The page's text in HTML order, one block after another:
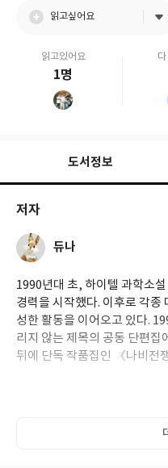
읽고싶어요
읽고있어요
1명
도서정보
저자
듀나
1990년대 초, 하이텔 과학소
경력을 시작했다. 이후로 각종
성한 활동을 이어오고 있다.
리지 않는 제목의 공동 단편집
뒤에 단독 작품집인 《나비전
《아직은 신이 아니야》 등
걸 이제 알았다니》, 《장르